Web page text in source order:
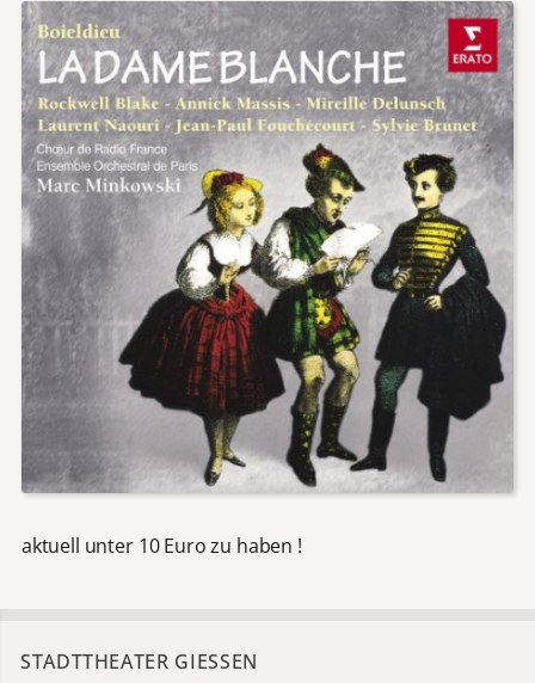
aktuell unter 10 Euro zu haben !
STADTTHEATER GIESSEN